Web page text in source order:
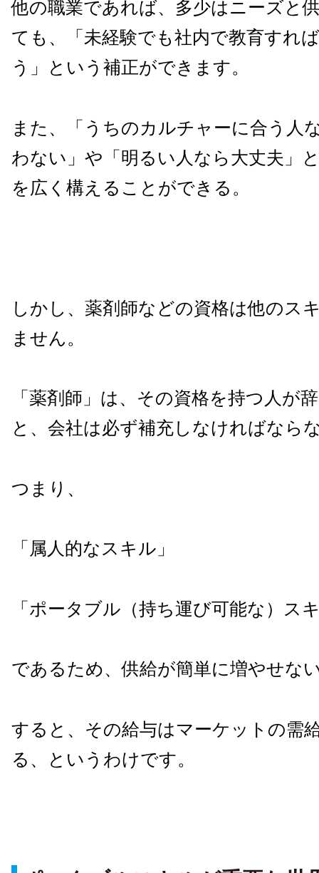
他の職業であれば、多少はニーズと
ても、「未経験でも社内で教育すれ
う」という補正ができます。
また、「うちのカルチャーに合う人
わない」や「明るい人なら大丈夫」
を広く構えることができる。
しかし、薬剤師などの資格は他のス
ません。
「薬剤師」は、その資格を持つ人が
と、会社は必ず補充しなければなら
つまり、
「属人的なスキル」
「ポータブル（持ち運び可能な）ス
であるため、供給が簡単に増やせな
すると、その給与はマーケットの需
る、というわけです。